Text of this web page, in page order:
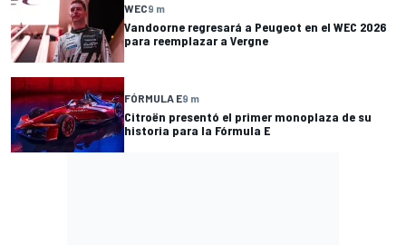
WEC9 m
Vandoorne regresará a Peugeot en el WEC 2026
para reemplazar a Vergne
FÓRMULA E9 m
Citroën presentó el primer monoplaza de su
historia para la Fórmula E